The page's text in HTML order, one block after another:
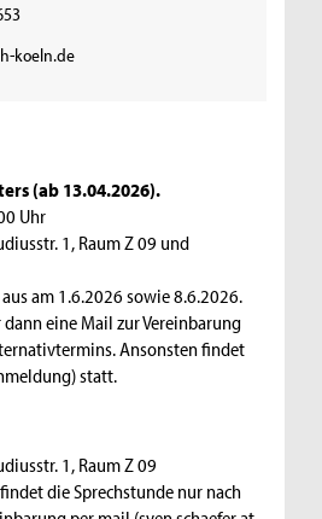
koeln.de
(ab 13.04.2026).
Uhr
1, Raum Z 09 und
am 1.6.2026 sowie 8.6.2026.
eine Mail zur Vereinbarung
Ansonsten findet
statt.
1, Raum Z 09
die Sprechstunde nur nach